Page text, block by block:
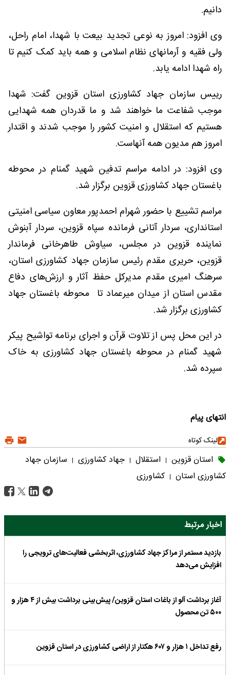
دانیم.
وی افزود: امروز به نوعی تجدید بیعت با شهدا، امام راحل،
ولی فقیه و آرمانهای نظام اسلامی و همه باید کمک کنیم تا
راه شهدا ادامه یابد.
رییس سازمان جهاد کشاورزی استان قزوین گفت: شهدا
موجب شفاعت ما خواهند شد و ما قدردان همه شهدایی
هستیم که استقلال و امنیت کشور را موجب شدند و اقتدار
امروز هم مدیون همه آنهاست.
وی افزود: در ادامه مراسم تدفین شهید گمنام در محوطه
باغستان جهاد کشاورزی قزوین برگزار شد.
مراسم تشییع با حضور شهرام احمدپور معاون سیاسی امنیتی
استانداری، سردار آتانی فرمانده سپاه قزوین، سردار آبنوش
نماینده قزوین در مجلس، سیاوش طاهرخانی فرماندار
قزوین، حریری مقدم رئیس سازمان جهاد کشاورزی استان،
سرهنگ امیری مقدم مدیرکل حفظ آثار و ارزش‌های دفاع
مقدس استان از میدان میرعماد تا محوطه باغستان جهاد
کشاورزی برگزار شد.
در این محل پس از تلاوت قرآن و اجرای برنامه تواشیح پیکر
شهید گمنام در محوطه باغستان جهاد کشاورزی به خاک
سپرده شد.
انتهای پیام
لینک کوتاه
استان قزوین | استقلال | جهاد کشاورزی | سازمان جهاد
کشاورزی استان | کشاورزی
اخبار مرتبط
بازدید مستمر از مراکز جهاد کشاورزی، اثربخشی فعالیت‌های ترویجی را
افزایش می‌دهد
آغاز برداشت آلو از باغات استان قزوین/ پیش‌بینی برداشت بیش از ۴ هزار و
۵۰۰ تن محصول
رفع تداخل ۱ هزار و ۶۰۷ هکتار از اراضی کشاورزی در استان قزوین